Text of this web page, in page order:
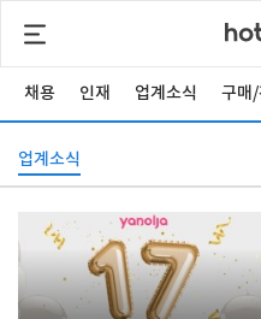
채용 인재 업계소식 구매/
업계소식